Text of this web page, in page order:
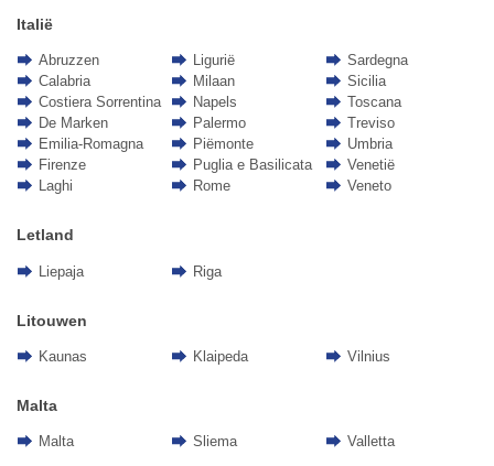
Italië
Abruzzen
Calabria
Costiera Sorrentina
De Marken
Emilia-Romagna
Firenze
Laghi
Ligurië
Milaan
Napels
Palermo
Piëmonte
Puglia e Basilicata
Rome
Sardegna
Sicilia
Toscana
Treviso
Umbria
Venetië
Veneto
Letland
Liepaja Riga
Litouwen
Kaunas Klaipeda Vilnius
Malta
Malta Sliema Valletta